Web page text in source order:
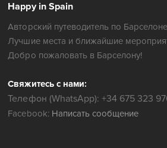
Happy in Spain
Авторский путеводитель по
Лучшие места и ближайшие
Добро пожаловать в Барселону!
Свяжитесь с нами:
Телефон (WhatsApp): +34 675 323
Facebook: Написать сообщение